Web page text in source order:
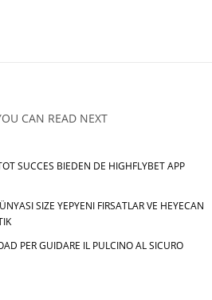
CAN READ NEXT
SUCCES BIEDEN DE HIGHFLYBET APP
SIZE YEPYENI FIRSATLAR VE HEYECAN
PER GUIDARE IL PULCINO AL SICURO